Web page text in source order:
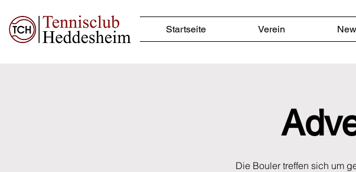
Startseite Verein
Die Bouler treffen sich um